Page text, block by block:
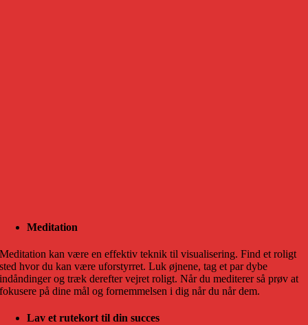
Meditation
Meditation kan være en effektiv teknik til visualisering. Find et roligt
sted hvor du kan være uforstyrret. Luk øjnene, tag et par dybe
indåndinger og træk derefter vejret roligt. Når du mediterer så prøv at
fokusere på dine mål og fornemmelsen i dig når du når dem.
Lav et rutekort til din succes